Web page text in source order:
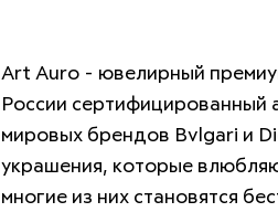
Art Auro - ювелирный
России сертифицированный
мировых брендов Bvlgari и
украшения, которые
многие из них становятся